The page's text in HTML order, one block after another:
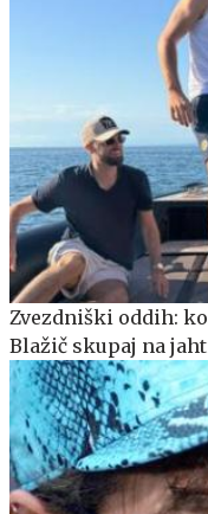
Zvezdniški oddih:
Blažič skupaj na